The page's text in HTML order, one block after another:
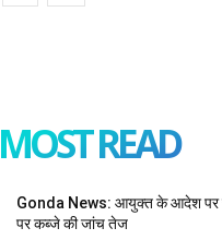
MOST READ
Gonda News: आयुक्त के आदेश पर
पर कब्जे की जांच तेज